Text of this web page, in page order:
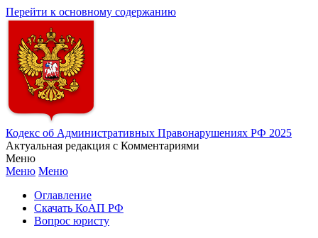
Перейти к основному содержанию
Кодекс об Административных Правонарушениях РФ 2025
Актуальная редакция с Комментариями
Меню
Меню Меню
Оглавление
Скачать КоАП РФ
Вопрос юристу